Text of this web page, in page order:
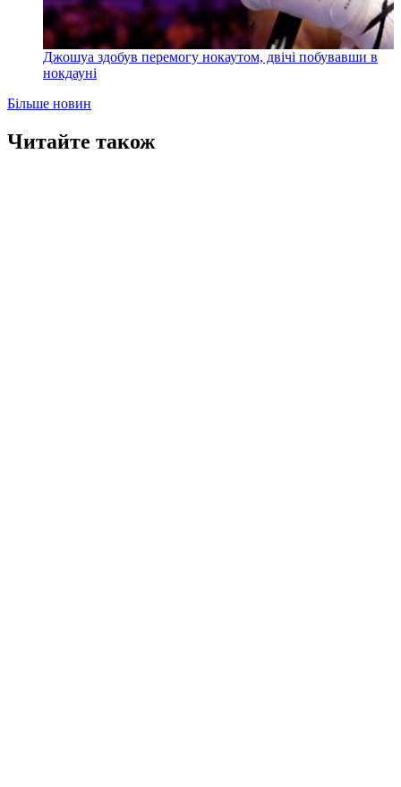
Джошуа здобув перемогу нокаутом, двічі побувавши в
нокдауні
Більше новин
Читайте також